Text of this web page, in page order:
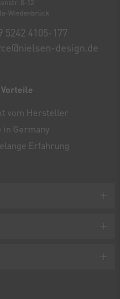
8-12
Wiedenbrück
5242 4105-177
design.de
vom Hersteller
in Germany
Erfahrung